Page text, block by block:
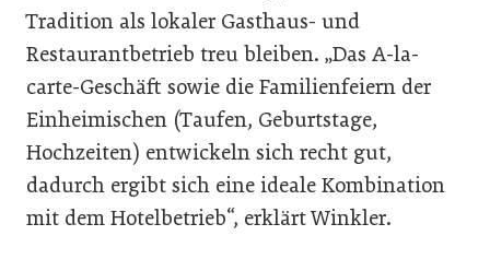
Tradition als lokaler Gasthaus- und
Restaurantbetrieb treu bleiben. „Das A-la-
carte-Geschäft sowie die Familienfeiern der
Einheimischen (Taufen, Geburtstage,
Hochzeiten) entwickeln sich recht gut,
dadurch ergibt sich eine ideale Kombination
mit dem Hotelbetrieb“, erklärt Winkler.